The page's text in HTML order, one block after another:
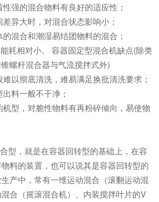
强的混合物料有良好的适应性；
异大时，对混合状态影响小；
混合和潮湿易结团物料的混合；
能耗相对小。 容器固定型混合机缺点(除类
螺杆混合器与气流搅拌式外)
以彻底清洗，难易满足换批清洗要求；
料一般不干净；
型，对脆性物料有再粉碎倾向，易使物
型，就是在容器回转型的基础上，在容
料的装置，也可以说其是容器回转型的
产中，常有一维运动混合（滚翻运动混
合（摇滚混合机）、内装搅拌叶片的V